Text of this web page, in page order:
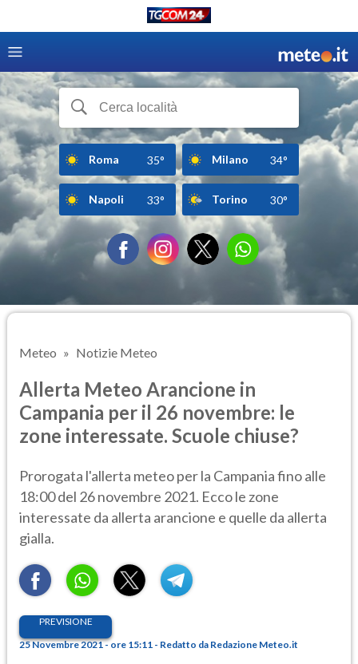
Roma 35° Milano 34°
Napoli 33° Torino 30°
Meteo Notizie Meteo
Allerta Meteo Arancione in
Campania per il 26 novembre: le
zone interessate. Scuole chiuse?
Prorogata l'allerta meteo per la Campania fino alle
18:00 del 26 novembre 2021. Ecco le zone
interessate da allerta arancione e quelle da allerta
gialla.
PREVISIONE
25 Novembre 2021 - ore 15:11 - Redatto da Redazione Meteo.it